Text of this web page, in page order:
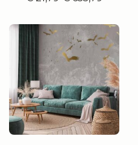
Prijsklasse:
tot
€ 655,79